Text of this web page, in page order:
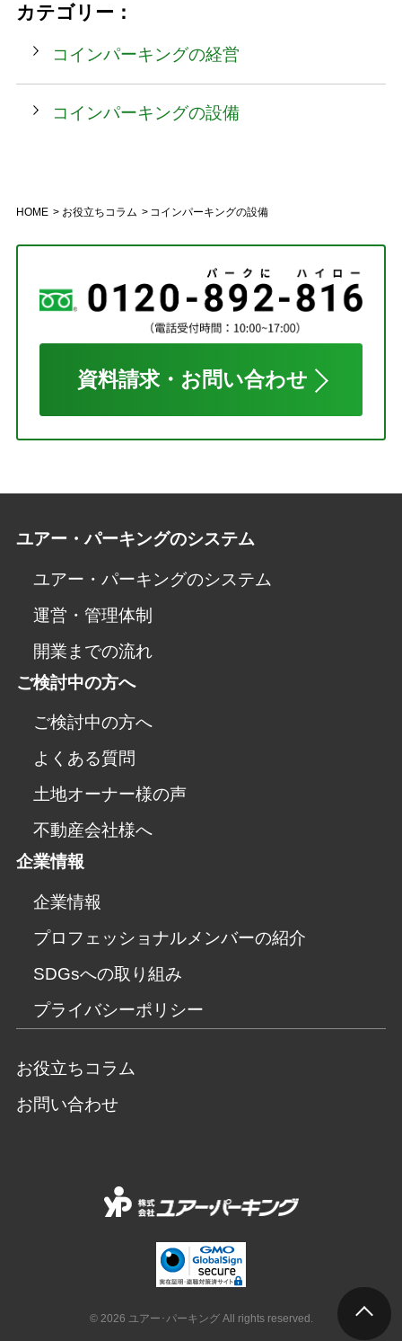
カテゴリー：
コインパーキングの経営
コインパーキングの設備
HOME お役立ちコラム コインパーキングの設備
資料請求・お問い合わせ
ユアー・パーキングのシステム
ユアー・パーキングのシステム
運営・管理体制
開業までの流れ
ご検討中の方へ
ご検討中の方へ
よくある質問
土地オーナー様の声
不動産会社様へ
企業情報
企業情報
プロフェッショナルメンバーの紹介
SDGsへの取り組み
プライバシーポリシー
お役立ちコラム
お問い合わせ
© 2026 ユアー･パーキング All rights reserved.